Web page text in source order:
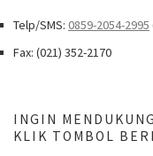
Telp/SMS: 0859-2054-2995
Fax: (021) 352-2170
INGIN
KLIK TOMBOL